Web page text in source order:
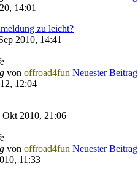
14:01
zu leicht?
2010, 14:41
von offroad4fun Neuester Beitrag
12:04
Okt 2010, 21:06
von offroad4fun Neuester Beitrag
11:33